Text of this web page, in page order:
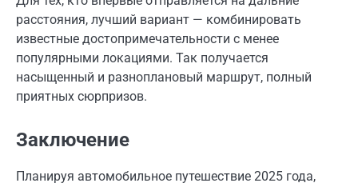
расстояния, лучший вариант — комбинировать
известные достопримечательности с менее
популярными локациями. Так получается
насыщенный и разноплановый маршрут, полный
приятных сюрпризов.
Заключение
Планируя автомобильное путешествие 2025 года,